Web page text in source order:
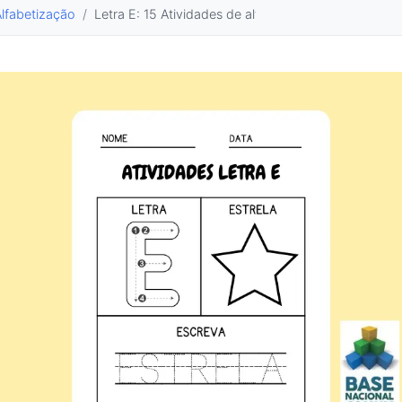
Letra E: 15 Atividades de alfabetização alinhadas à